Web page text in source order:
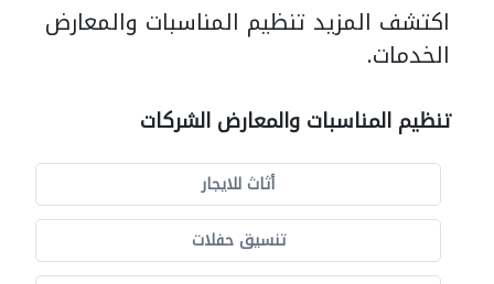
اكتشف المزيد تنظيم المناسبات والمعارض
الخدمات.
تنظيم المناسبات والمعارض الشركات
أثاث للايجار
تنسيق حفلات